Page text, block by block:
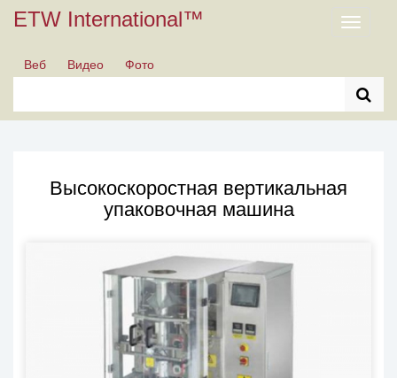
ETW International™
Toggle
Веб
Видео Фото
Высокоскоростная вертикальная
упаковочная машина